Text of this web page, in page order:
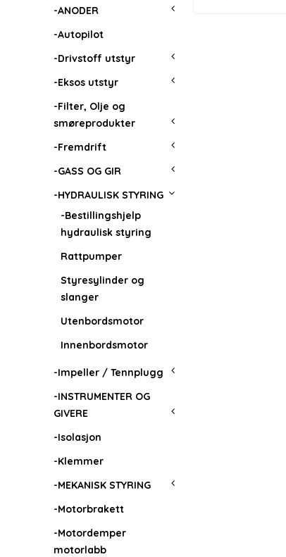
-ANODER
-Autopilot
-Drivstoff utstyr
-Eksos utstyr
-Filter, Olje og
smøreprodukter
-Fremdrift
-GASS OG GIR
-HYDRAULISK STYRING
-Bestillingshjelp
hydraulisk styring
Rattpumper
Styresylinder og
slanger
Utenbordsmotor
Innenbordsmotor
-Impeller / Tennplugg
-INSTRUMENTER OG
GIVERE
-Isolasjon
-Klemmer
-MEKANISK STYRING
-Motorbrakett
-Motordemper
motorlabb